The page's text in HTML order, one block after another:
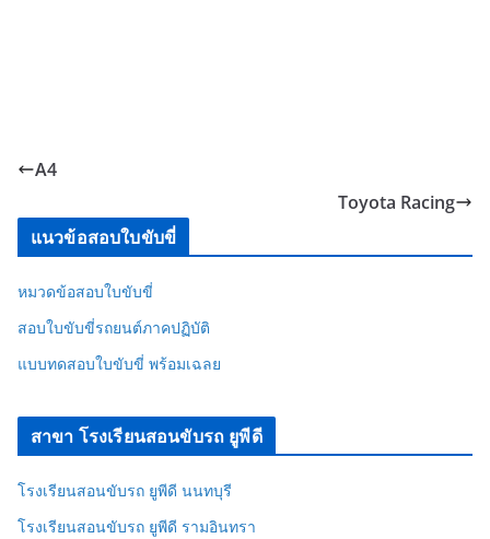
A4
Toyota Racing
แนวข้อสอบใบขับขี่
หมวดข้อสอบใบขับขี่
สอบใบขับขี่รถยนต์ภาคปฏิบัติ
แบบทดสอบใบขับขี่ พร้อมเฉลย
สาขา โรงเรียนสอนขับรถ ยูพีดี
โรงเรียนสอนขับรถ ยูพีดี นนทบุรี
โรงเรียนสอนขับรถ ยูพีดี รามอินทรา